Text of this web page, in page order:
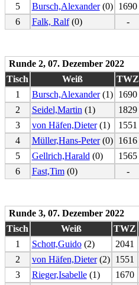
5
Bursch,Alexander(0) 1690
6
Falk, Ralf(0) -
Runde 2, 07. Dezember 2022
Tisch
Weiß TWZ
1
Bursch,Alexander(1) 1690
2
Seidel,Martin (1) 1829
3
von Häfen,Dieter(1) 1551
4
Müller,Hans-Peter(0) 1616
5
Gellrich,Harald (0) 1565
6
Fast,Tim(0) -
Runde 3, 07. Dezember 2022
Tisch
Weiß TWZ
1
Schott,Guido(2) 2041
2
von Häfen,Dieter(2) 1551
3
Rieger,Isabelle(1) 1670